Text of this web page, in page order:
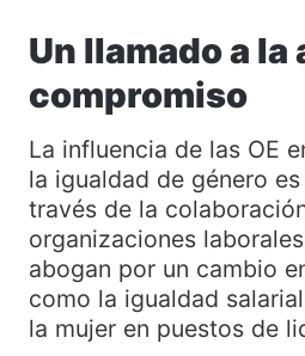
Un llamado a la
compromiso
La influencia de las OE
la igualdad de género
través de la
organizaciones
abogan por un cambio
como la igualdad
la mujer en puestos de